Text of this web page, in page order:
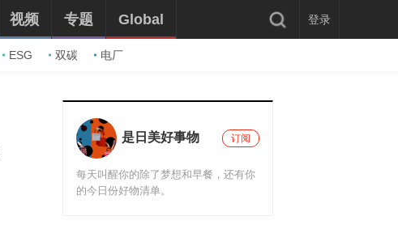
ESG 双碳 电厂
视频 专题 Global 登录
是日美好事物 订阅
每天叫醒你的除了梦想和早餐，还有你
的今日份好物清单。